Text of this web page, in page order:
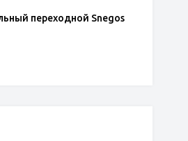
переходной Snegos